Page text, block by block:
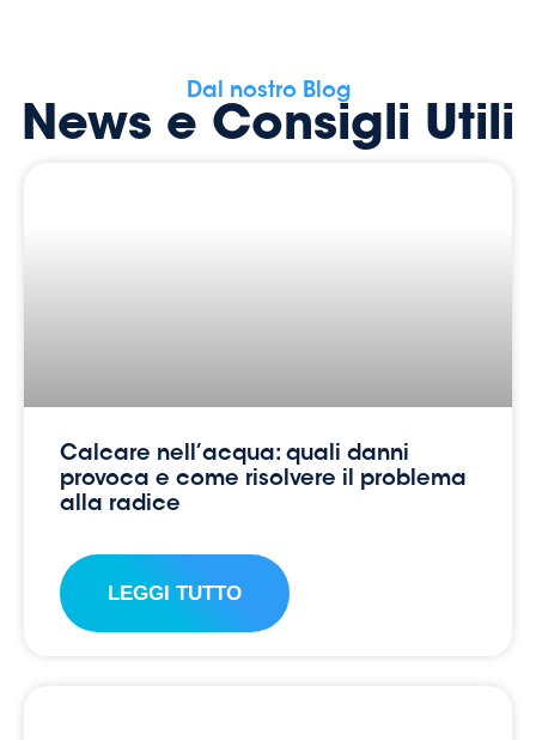
Dal nostro Blog
News e Consigli Utili
Calcare nell’acqua: quali danni
provoca e come risolvere il problema
alla radice
LEGGI TUTTO